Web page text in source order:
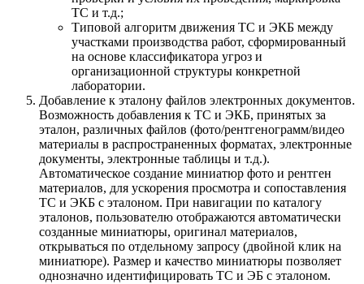
ТС и т.д.;
Типовой алгоритм движения ТС и ЭКБ между
участками производства работ, сформированный
на основе классификатора угроз и
организационной структуры конкретной
лаборатории.
Добавление к эталону файлов электронных документов.
Возможность добавления к ТС и ЭКБ, принятых за
эталон, различных файлов (фото/рентгенограмм/видео
материалы в распространенных форматах, электронные
документы, электронные таблицы и т.д.).
Автоматическое создание миниатюр фото и рентген
материалов, для ускорения просмотра и сопоставления
ТС и ЭКБ с эталоном. При навигации по каталогу
эталонов, пользователю отображаются автоматически
созданные миниатюры, оригинал материалов,
открываться по отдельному запросу (двойной клик на
миниатюре). Размер и качество миниатюры позволяет
однозначно идентифицировать ТС и ЭБ с эталоном.